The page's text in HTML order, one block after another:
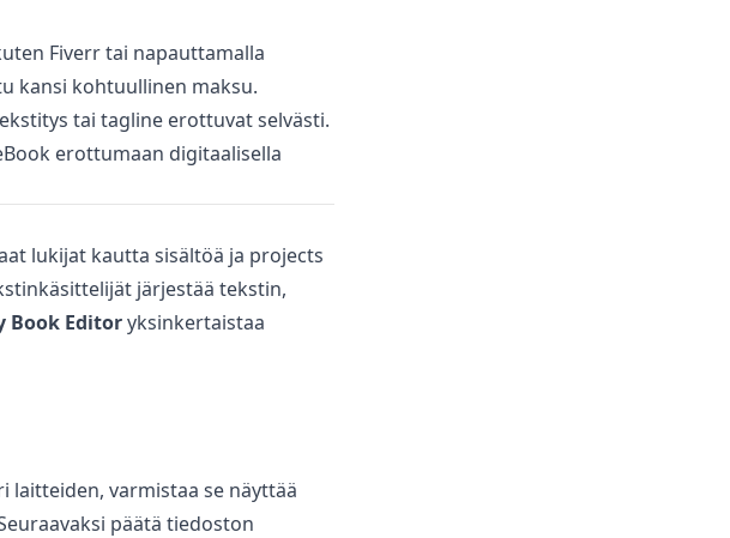
Fiverr tai napauttamalla
kansi kohtuullinen maksu.
tai tagline erottuvat selvästi.
erottumaan digitaalisella
lukijat kautta sisältöä ja projects
järjestää tekstin,
Book Editoryksinkertaistaa
laitteiden, varmistaa se näyttää
päätä tiedoston